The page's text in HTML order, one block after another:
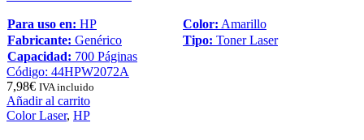
Para uso en: HP Color: Amarillo
Fabricante: Genérico Tipo: Toner Laser
Capacidad: 700 Páginas
Código: 44HPW2072A
7,98€ IVA incluido
Añadir al carrito
Color Laser, HP